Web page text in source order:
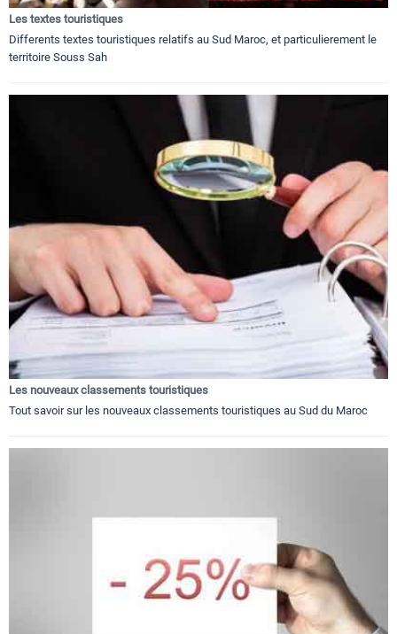
Les textes touristiques
Differents textes touristiques relatifs au Sud Maroc, et particulierement le
territoire Souss Sah
Les nouveaux classements touristiques
Tout savoir sur les nouveaux classements touristiques au Sud du Maroc